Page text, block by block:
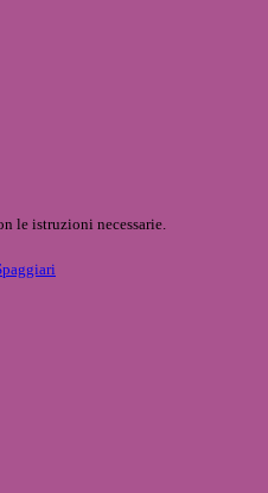
le istruzioni necessarie.